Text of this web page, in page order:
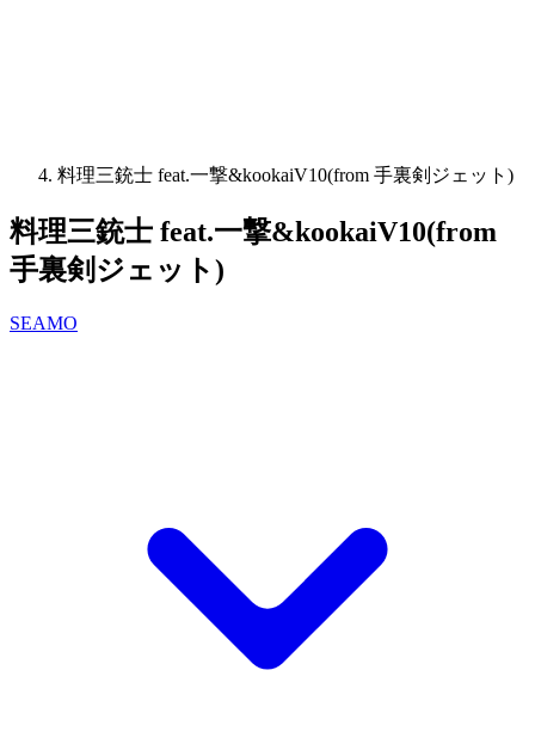
料理三銃士 feat.一撃&kookaiV10(from 手裏剣ジェット)
料理三銃士 feat.一撃&kookaiV10(from
手裏剣ジェット)
SEAMO